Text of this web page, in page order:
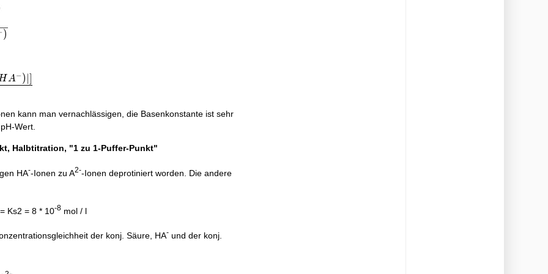
c_{0}(HA^{-})}
)
- \dfrac{log_{10}[ |c_{o}(HA^{-}) | ]}{2}
A− ) ∣]
kann man vernachlässigen, die Basenkonstante ist sehr
Wert.
Halbtitration, "1 zu 1-Puffer-Punkt"
HA--Ionen zu A2--Ionen deprotiniert worden. Die andere
Ks2 = 8 * 10-8mol / l
der konj. Säure, HA-und der konj.